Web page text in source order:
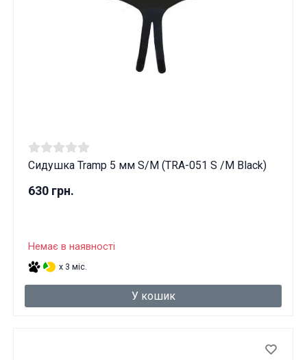
Сидушка Tramp 5 мм S/M (TRA-051 S /M Black)
630 грн.
Немає в наявності
x 3 міс.
У кошик